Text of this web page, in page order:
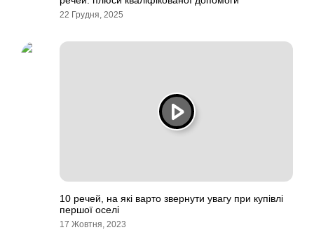
22 Грудня, 2025
10 речей, на які варто звернути увагу при купівлі
першої оселі
17 Жовтня, 2023